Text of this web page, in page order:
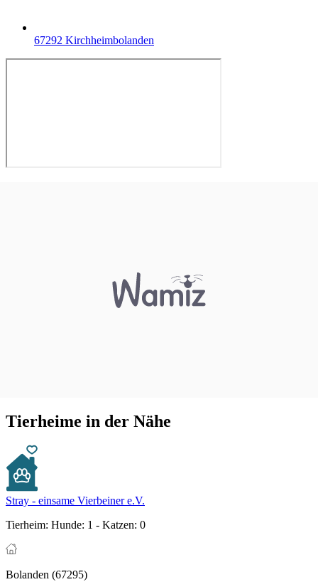
67292 Kirchheimbolanden
Tierheime in der Nähe
Stray - einsame Vierbeiner e.V.
Tierheim: Hunde: 1 - Katzen: 0
Bolanden (67295)